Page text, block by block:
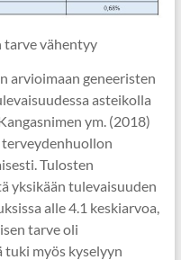
tarve vähentyy
arvioimaan geneeristen
asteikolla
ym. (2018)
Tulosten
yksikään tulevaisuuden
alle 4.1 keskiarvoa,
tarve oli
tuki myös kyselyyn